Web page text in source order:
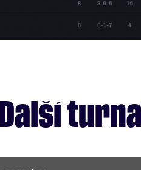
Další